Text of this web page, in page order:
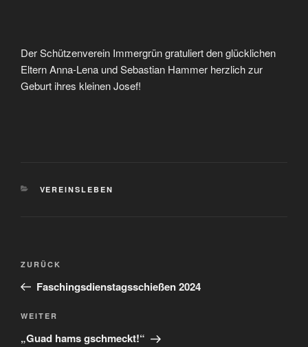
Der Schützenverein Immergrün gratuliert den glücklichen
Eltern Anna-Lena und Sebastian Hammer herzlich zur
Geburt ihres kleinen Josef!
KATEGORIEN
VEREINSLEBEN
Beitragsnavigation
Vorheriger
Beitrag
ZURÜCK
Faschingsdienstagsschießen 2024
Nächster
Beitrag
WEITER
„Guad hams gschmeckt!“